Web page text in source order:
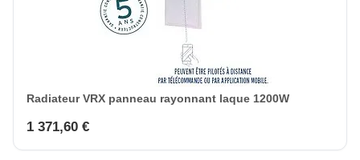
Radiateur VRX panneau rayonnant laque 1200W
1 371,60 €